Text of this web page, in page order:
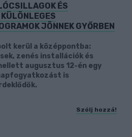
ÉS
JÖNNEK GYŐRBEN
kerül a középpontba:
zenés installációk és
augusztus 12-én egy
is
Szólj hozzá!